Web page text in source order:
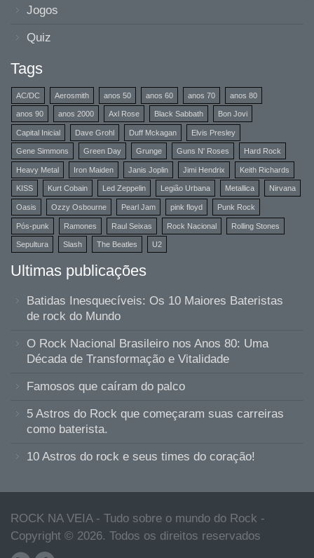
Jogos
Quiz
Tags
AC/DC Aerosmith anos 50 anos 60 anos 70 anos 80
anos 90 anos 2000 Axl Rose Black Sabbath Bon Jovi
Capital Inicial Dave Grohl Duff Mckagan Elvis Presley
Gene Simmons Green Day Grunge Guns N' Roses Hard Rock
Heavy Metal Iron Maiden Janis Joplin Jimi Hendrix Keith Richards
KISS Kurt Cobain Led Zeppelin Legião Urbana Metallica Nirvana
Oasis Ozzy Osbourne Pearl Jam pink floyd Punk Rock
Pós-punk Ramones Raul Seixas Rock Nacional Rolling Stones
Sepultura Slash The Beatles U2
Ultimas publicações
Batidas Inesquecíveis: Os 10 Maiores Bateristas
de rock do Mundo
O Rock Nacional Brasileiro nos Anos 80: Uma
Década de Transformação e Vitalidade
Famosos que caíram do palco
5 Astros do Rock que começaram suas carreiras
como baterista.
10 Astros do rock e seus times do coração!
ROCK NA VEIA - Tudo sobre o mundo do Rock -
Copyright © 2026. Todos os direitos reservados